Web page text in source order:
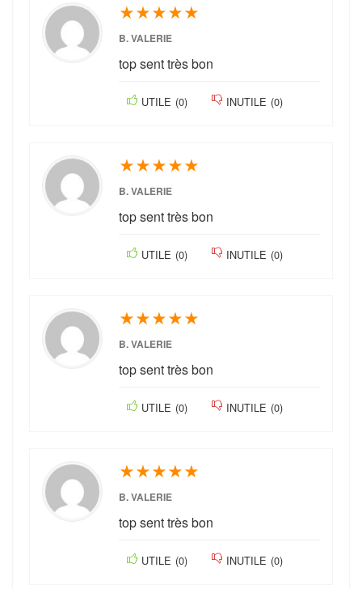
★★★★★
B. VALERIE
top sent très bon
UTILE (0) INUTILE (0)
★★★★★
B. VALERIE
top sent très bon
UTILE (0) INUTILE (0)
★★★★★
B. VALERIE
top sent très bon
UTILE (0) INUTILE (0)
★★★★★
B. VALERIE
top sent très bon
UTILE (0) INUTILE (0)